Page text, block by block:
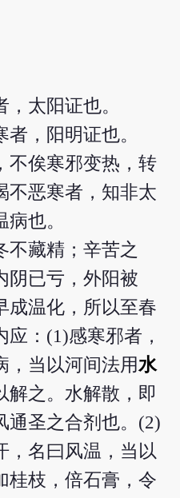
太阳证也。
，阳明证也。
不俟寒邪变热，转
不恶寒者，知非太
也。
不藏精；辛苦之
阴已亏，外阳被
成温化，所以至春
：(1)感寒邪者，
，当以河间法用水
解之。水解散，即
通圣之合剂也。(2)
，名曰风温，当以
桂枝，倍石膏，令